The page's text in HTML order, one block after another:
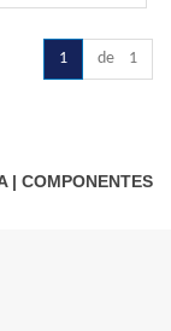
1 de 1
| COMPONENTES